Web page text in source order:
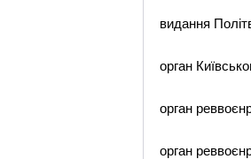
видання
орган
орган
орган